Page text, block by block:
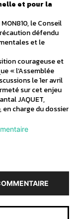
et pour la
le Conseil
défendu
et le
courageuse et
« l’Assemblée
le 1er avril
sur cet enjeu
JAQUET,
en charge du dossier